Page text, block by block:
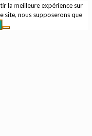
la meilleure expérience sur
site, nous supposerons que